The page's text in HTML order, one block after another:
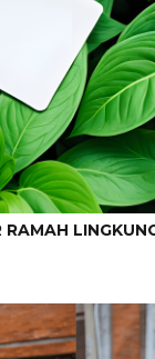
RAMAH